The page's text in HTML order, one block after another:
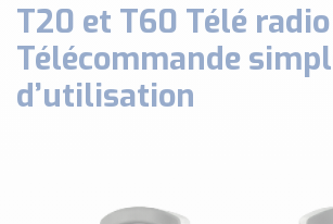
SECURITE MACHINE
ENREGISTREUR + ACQUISITION DE
Voir toutes les catégories …
RED LION
T20 et T60 Télé
Télécommande
d’utilisation